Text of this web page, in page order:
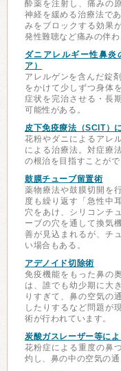
酔薬を注射し、痛みの
神経を緩める治療法で
みをブロックする効果
発性難聴など痛みの伴
ダニアレルギー性鼻炎
ア）
アレルゲンを含んだ錠
をかけて少しずつ身体
症状を完治させる・長
可能性がある。
皮下免疫療法（SCIT）
花粉やダニによるアレ
による治療法。対症療
の根治を目指すことがで
鼓膜チューブ留置術
薬物療法や鼓膜切開を
度も繰り返す「急性中
穴をあけ、シリコンチ
ーブの穴を通して換気
善が見込まれるが、チ
い場合もある。
アデノイド切除術
免疫機能をもった鼻の
は、誰でも幼少期に大
りすぎて、鼻の空気の
したりするなど問題が
術が行われています。
炭酸ガスレーザー等に
花粉症による重度の鼻
灼し、鼻の中の空気の